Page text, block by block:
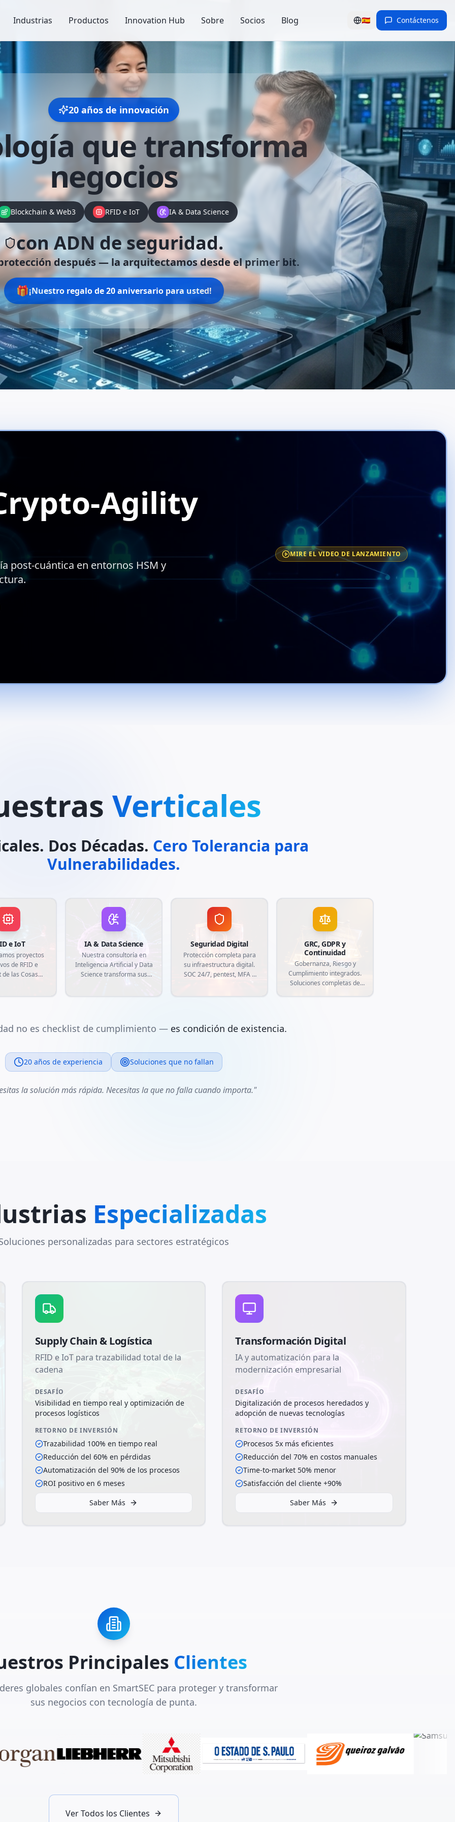
Industrias Productos Innovation Hub Sobre Socios Blog 🇪🇸 Contáctenos
20 años de innovación
quetransforma
negocios
Blockchain & Web3 RFID e IoT IA & Data Science
con ADN de seguridad.
después — la arquitectamos desde el primer bit.
🎁¡Nuestro regalo de 20 aniversario para usted!
Agility
post-cuántica en entornos HSM y
MIRE EL VIDEO DE LANZAMIENTO
Verticales
Dos Décadas. Cero Tolerancia para
Vulnerabilidades.
e IoT
proyectos
de RFID e
las Cosas
de sensores
personalizadas
el mundo
el digital,
y
IA & Data Science
Nuestra consultoría en
Inteligencia Artificial y Data
Science transforma sus
automatizaciones
alineados con las
demandas actuales del
mercado y las necesidades
Seguridad Digital
Protección completa para
su infraestructura digital.
SOC 24/7, pentest, MFA e
avanzadas.
GRC, GDPR y
Continuidad
Gobernanza, Riesgo y
Cumplimiento integrados.
Soluciones completas de
no es checklist de cumplimiento — es condición de existencia.
20 años de experiencia Soluciones que no fallan
la solución más rápida. Necesitas la que no falla cuando importa."
Especializadas
personalizadas para sectores estratégicos
Supply Chain & Logística
RFID e IoT para trazabilidad total de la
cadena
DESAFÍO
Visibilidad en tiempo real y optimización de
procesos logísticos
RETORNO DE INVERSIÓN
Trazabilidad 100% en tiempo real
Reducción del 60% en pérdidas
Automatización del 90% de los procesos
ROI positivo en 6 meses
Saber Más
Transformación Digital
IA y automatización para la
modernización empresarial
DESAFÍO
Digitalización de procesos heredados y
adopción de nuevas tecnologías
RETORNO DE INVERSIÓN
Procesos 5x más eficientes
Reducción del 70% en costos manuales
Time-to-market 50% menor
Satisfacción del cliente +90%
Saber Más
Principales Clientes
globales confían en SmartSEC para proteger y transformar
sus negocios con tecnología de punta.
Ver Todos los Clientes